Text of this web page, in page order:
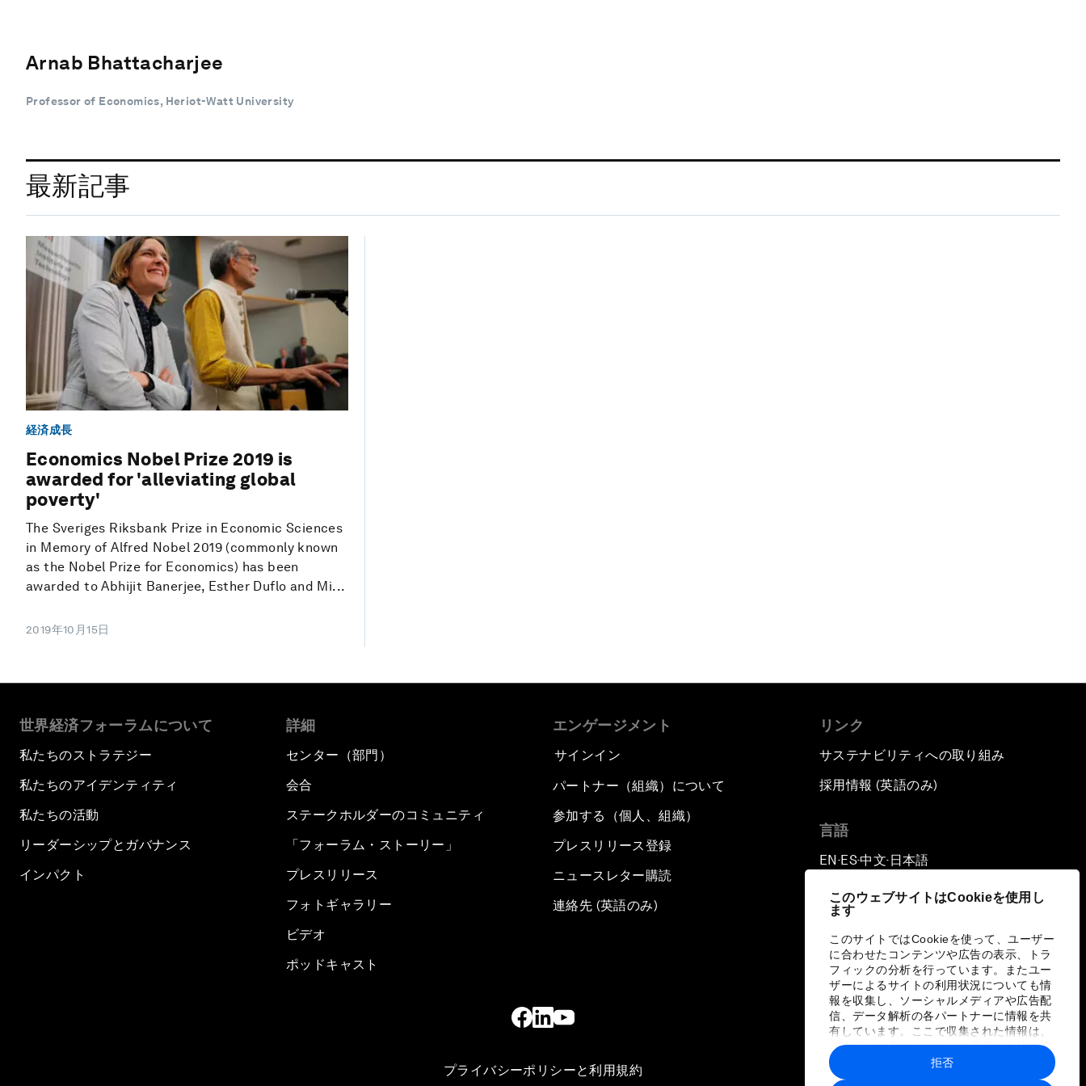
このウェブサイトはCookieを使用し
ます
このサイトではCookieを使って、ユーザー
に合わせたコンテンツや広告の表示、トラ
フィックの分析を行っています。またユー
ザーによるサイトの利用状況についても情
報を収集し、ソーシャルメディアや広告配
信、データ解析の各パートナーに情報を共
有しています。ここで収集された情報は、
ユーザーが各パートナーに提供した他の情
報や各パートナーのサービスを使用した際
に収集された情報と組み合わされ、各パー
拒否
Arnab Bhattacharjee
Professor of Economics, Heriot-Watt University
最新記事
経済成長
Economics Nobel Prize 2019 is
awarded for 'alleviating global
poverty'
The Sveriges Riksbank Prize in Economic Sciences
in Memory of Alfred Nobel 2019 (commonly known
as the Nobel Prize for Economics) has been
awarded to Abhijit Banerjee, Esther Duflo and Mi...
2019年10月15日
世界経済フォーラムについて
私たちのストラテジー
私たちのアイデンティティ
私たちの活動
リーダーシップとガバナンス
インパクト
詳細
センター（部門）
会合
ステークホルダーのコミュニティ
「フォーラム・ストーリー」
プレスリリース
フォトギャラリー
ビデオ
ポッドキャスト
エンゲージメント
サインイン
パートナー（組織）について
参加する（個人、組織）
プレスリリース登録
ニュースレター購読
連絡先 (英語のみ)
リンク
サステナビリティへの取り組み
採用情報 (英語のみ)
言語
EN ▪ ES▪中文▪ 日本語
プライバシーポリシーと利用規約